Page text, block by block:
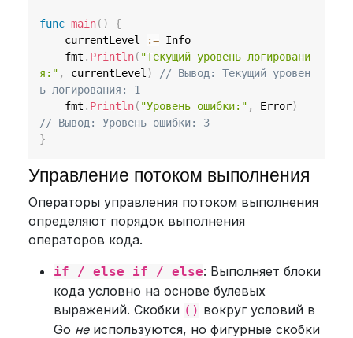
func main( )
{
	currentLevel
:= Info
	fmt
. Println( "Текущий уровень логировани
я:" , currentLevel )
// Вывод: Текущий уровен
ь логирования: 1
	fmt
. Println( "Уровень ошибки:" , Error)
// Вывод: Уровень ошибки: 3
}
Управление потоком выполнения
Операторы управления потоком выполнения
определяют порядок выполнения
операторов кода.
if / else if / else: Выполняет блоки
кода условно на основе булевых
выражений. Скобки () вокруг условий в
Go неиспользуются, но фигурные скобки